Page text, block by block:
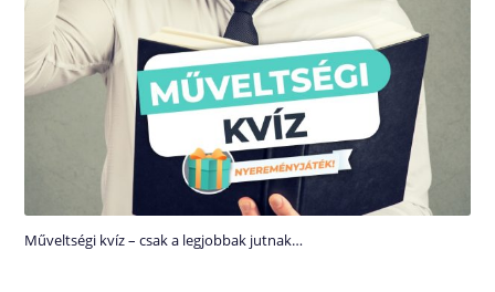
Műveltségi kvíz – csak a legjobbak jutnak…